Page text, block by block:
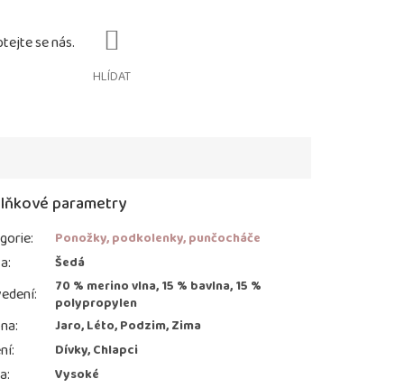
HLÍDAT
parametry
: Ponožky, podkolenky, punčocháče
: Šedá
:
70 % merino vlna, 15 % bavlna, 15 %
polypropylen
: Jaro, Léto, Podzim, Zima
: Dívky, Chlapci
: Vysoké